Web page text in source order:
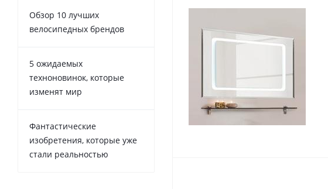
Обзор 10 лучших
велосипедных брендов
5 ожидаемых
техноновинок, которые
изменят мир
Фантастические
изобретения, которые уже
стали реальностью